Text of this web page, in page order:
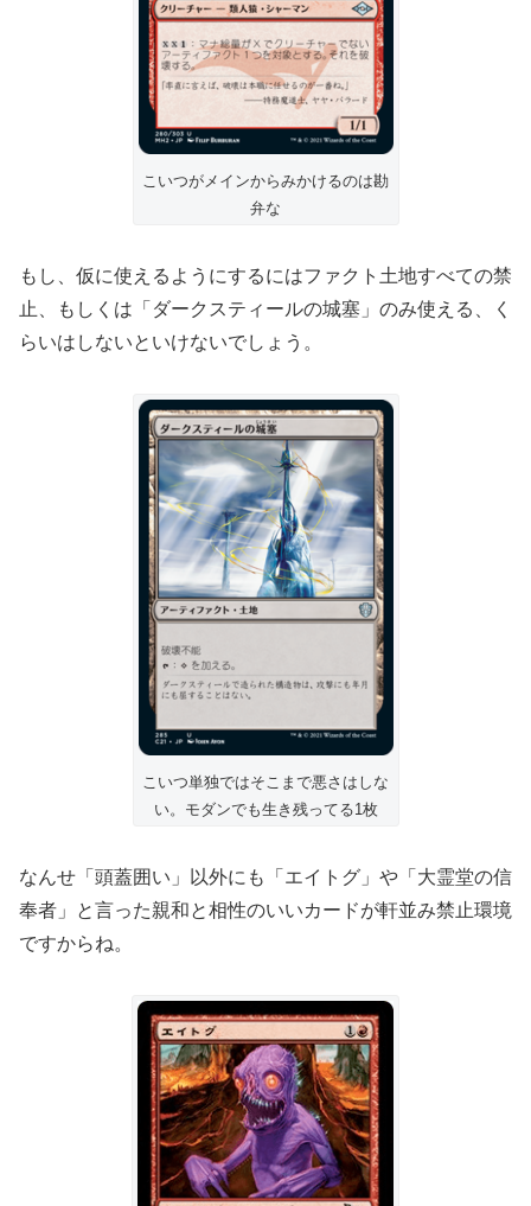
こいつがメインからみかけるのは勘
弁な
もし、仮に使えるようにするにはファクト土地すべての禁
止、もしくは「ダークスティールの城塞」のみ使える、く
らいはしないといけないでしょう。
こいつ単独ではそこまで悪さはしな
い。モダンでも生き残ってる1枚
なんせ「頭蓋囲い」以外にも「エイトグ」や「大霊堂の信
奉者」と言った親和と相性のいいカードが軒並み禁止環境
ですからね。